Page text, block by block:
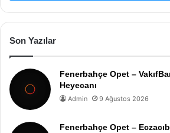
Son Yazılar
Fenerbahçe Opet –
Heyecanı
Admin 9 Ağustos 2026
Fenerbahçe Opet –